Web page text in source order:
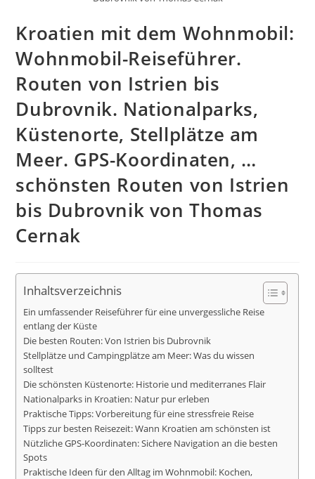
Kroatien mit dem Wohnmobil:
Wohnmobil-Reiseführer.
Routen von Istrien bis
Dubrovnik. Nationalparks,
Küstenorte, Stellplätze am
Meer. GPS-Koordinaten, …
schönsten Routen von Istrien
bis Dubrovnik von Thomas
Cernak
Inhaltsverzeichnis
Ein umfassender Reiseführer für eine unvergessliche Reise
entlang der Küste
Die besten Routen: Von Istrien bis Dubrovnik
Stellplätze und Campingplätze am Meer: Was du wissen
solltest
Die schönsten Küstenorte: Historie und mediterranes Flair
Nationalparks in Kroatien: Natur pur erleben
Praktische Tipps: Vorbereitung für eine stressfreie Reise
Tipps zur besten Reisezeit: Wann Kroatien am schönsten ist
Nützliche GPS-Koordinaten: Sichere Navigation an die besten
Spots
Praktische Ideen für den Alltag im Wohnmobil: Kochen,